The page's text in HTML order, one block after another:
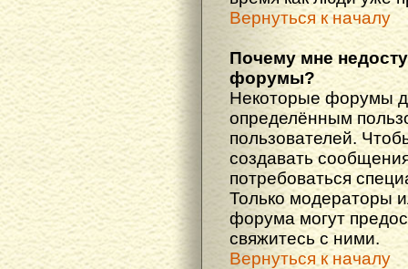
Вернуться к началу
Почему мне
форумы?
Некоторые форумы
определённым
пользователей.
создавать
потребоваться
Только модераторы
форума могут
свяжитесь с ними.
Вернуться к началу